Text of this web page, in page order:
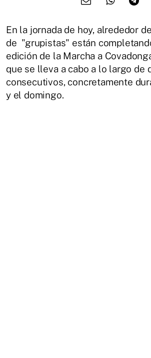
En la jornada de hoy, alrededor
de "grupistas" están
edición de la Marcha a
que se lleva a cabo a lo largo de
consecutivos, concretamente
y el domingo.